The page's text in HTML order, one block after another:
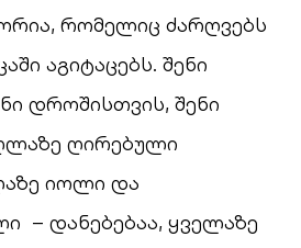
რომელიც ძარღვებს
აგიტაცებს. შენი
დროშისთვის, შენი
ღირებული
იოლი და
– დანებებაა, ყველაზე